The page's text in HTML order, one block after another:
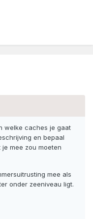
welke caches je gaat
en bepaal
mee zou moeten
mee als
onder zeeniveau ligt.